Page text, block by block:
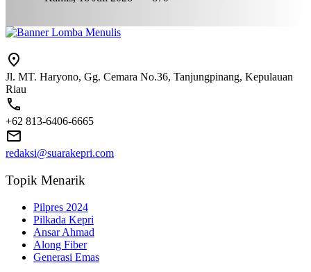
Jl. MT. Haryono, Gg. Cemara No.36, Tanjungpinang, Kepulauan
Riau
+62 813-6406-6665
redaksi@suarakepri.com
Topik Menarik
Pilpres 2024
Pilkada Kepri
Ansar Ahmad
Along Fiber
Generasi Emas